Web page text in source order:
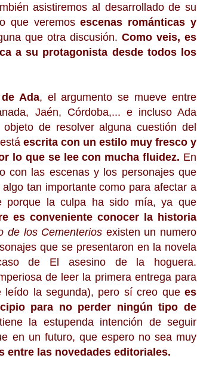
asistiremos al desarrollado de su
que veremosescenas románticas y
que otra discusión. Como veis, es
a su protagonista desde todos los
Ada, el argumento se mueve entre
Jaén, Córdoba,... e incluso Ada
de resolver alguna cuestión del
escrita con un estilo muy fresco y
lo que se lee con mucha fluidez. En
con las escenas y los personajes que
tan importante como para afectar a
porque la culpa ha sido mía, ya que
es conveniente conocer la historia
de los Cementerios existen un numero
que se presentaron en la novela
de El asesino de la hoguera.
de leer la primera entrega para
la segunda), pero sí creo que es
para no perder ningún tipo de
la estupenda intención de seguir
en un futuro, que espero no sea muy
entre las novedades editoriales.